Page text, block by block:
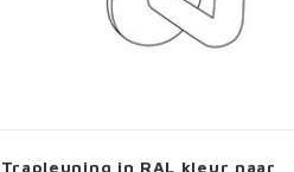
Trapleuning in RAL kleur naar